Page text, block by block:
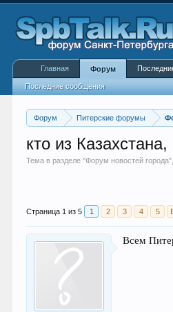
Форум Питерские форумы
кто из
Тема в разделе "Форум новостей города
Страница 1 из 5 1 2 3 4 5
Всем
Главная Форум
Последние сообщения